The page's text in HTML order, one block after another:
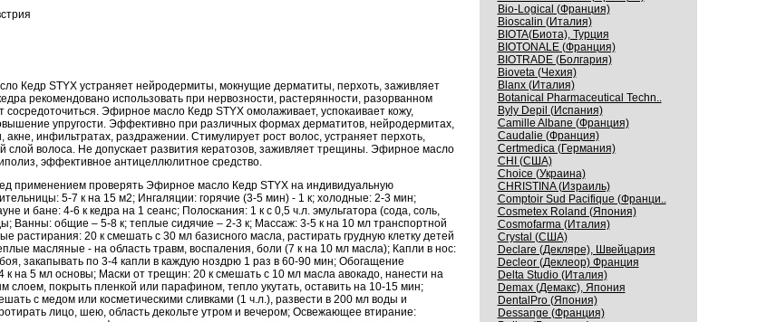
Кедр STYX устраняет нейродермиты, мокнущие дерматиты, перхоть, заживляет
рекомендовано использовать при нервозности, растерянности, разорванном
Эфирное масло Кедр STYX омолаживает, успокаивает кожу,
упругости. Эффективно при различных формах дерматитов, нейродермитах,
акне, инфильтратах, раздражении. Стимулирует рост волос, устраняет перхоть,
слой волоса. Не допускает развития кератозов, заживляет трещины. Эфирное масло
эффективное антицеллюлитное средство.
применением проверять Эфирное масло Кедр STYX на индивидуальную
5-7 к на 15 м2; Ингаляции: горячие (3-5 мин) - 1 к; холодные: 2-3 мин;
и бане: 4-6 к кедра на 1 сеанс; Полоскания: 1 к с 0,5 ч.л. эмульгатора (сода, соль,
Ванны: общие – 5-8 к; теплые сидячие – 2-3 к; Массаж: 3-5 к на 10 мл транспортной
растирания: 20 к смешать с 30 мл базисного масла, растирать грудную клетку детей
масляные - на область травм, воспаления, боли (7 к на 10 мл масла); Капли в нос:
закапывать по 3-4 капли в каждую ноздрю 1 раз в 60-90 мин; Обогащение
к на 5 мл основы; Маски от трещин: 20 к смешать с 10 мл масла авокадо, нанести на
слоем, покрыть пленкой или парафином, тепло укутать, оставить на 10-15 мин;
с медом или косметическими сливками (1 ч.л.), развести в 200 мл воды и
лицо, шею, область декольте утром и вечером; Освежающее втирание:
Bio-Logical (Франция)
Bioscalin (Италия)
BIOTA(Биота), Турция
BIOTONALE (Франция)
BIOTRADE (Болгария)
Bioveta (Чехия)
Blanx (Италия)
Botanical Pharmaceutical Techn..
Byly Depil (Испания)
Camille Albane (Франция)
Caudalie (Франция)
Certmedica (Германия)
CHI (США)
Choice (Украина)
CHRISTINA (Израиль)
Comptoir Sud Pacifique (Франци..
Cosmetex Roland (Япония)
Cosmofarma (Италия)
Crystal (США)
Declare (Декляре), Швейцария
Decleor (Деклеор) Франция
Delta Studio (Италия)
Demax (Демакс), Япония
DentalPro (Япония)
Dessange (Франция)